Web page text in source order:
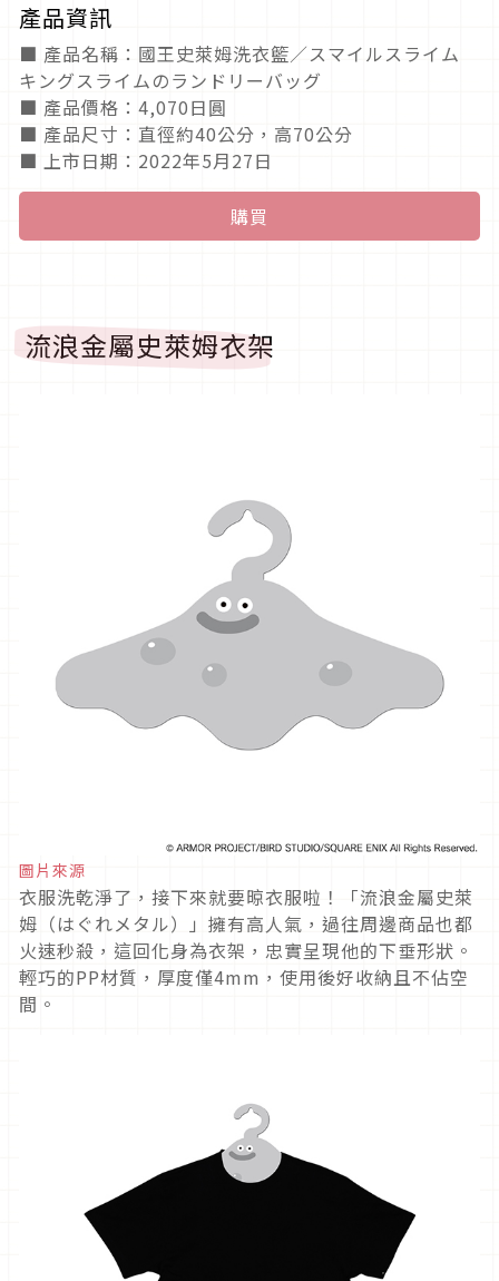
產品資訊
■ 產品名稱：國王史萊姆洗衣籃／スマイルスライム
キングスライムのランドリーバッグ
■ 產品價格：4,070日圓
■ 產品尺寸：直徑約40公分，高70公分
■ 上市日期：2022年5月27日
購買
流浪金屬史萊姆衣架
圖片來源
衣服洗乾淨了，接下來就要晾衣服啦！「流浪金屬史萊
姆（はぐれメタル）」擁有高人氣，過往周邊商品也都
火速秒殺，這回化身為衣架，忠實呈現他的下垂形狀。
輕巧的PP材質，厚度僅4mm，使用後好收納且不佔空
間。